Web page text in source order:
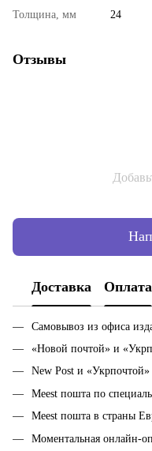
Толщина, мм
24
Отзывы
Доставка Оплата
Самовывоз из офиса
«Новой почтой» и
New Post и «Укрпочтой»
Meest пошта по
Meest пошта в страны
Моментальная онлайн-